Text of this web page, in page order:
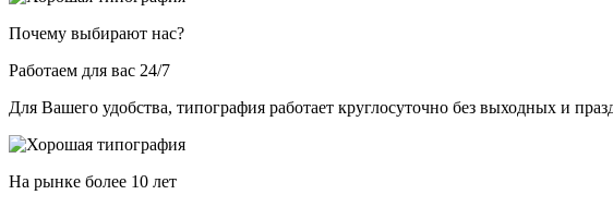
Почему выбирают нас?
Работаем для вас 24/7
Для Вашего удобства, типография работает круглосуточно без выходных и
На рынке более 10 лет